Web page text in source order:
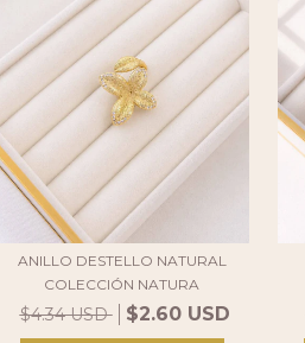
ANILLO DESTELLO NATURAL
COLECCIÓN NATURA
$4.34 USD $2.60 USD